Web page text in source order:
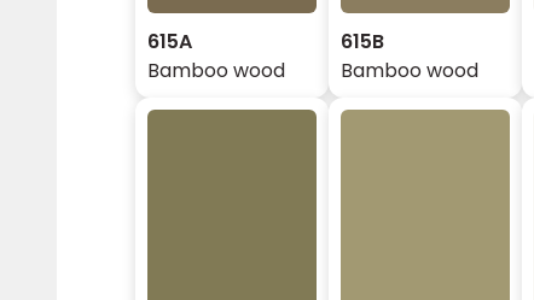
615A
Bamboo wood
615B
Bamboo wood